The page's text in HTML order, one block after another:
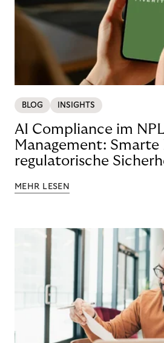
BLOG INSIGHTS
AI Compliance im
Management: Smarte
regulatorische
MEHR LESEN